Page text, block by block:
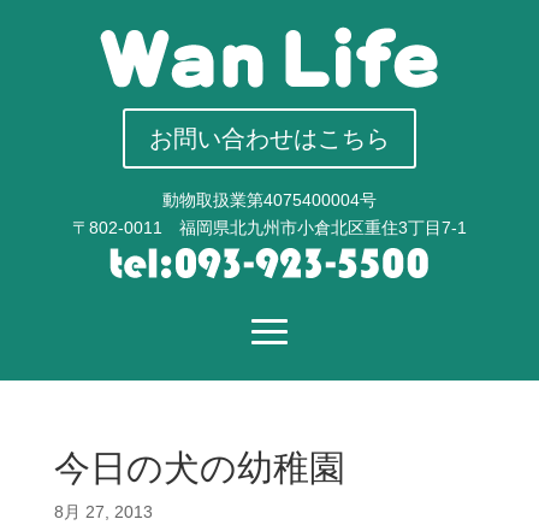
お問い合わせはこちら
動物取扱業第4075400004号
〒802-0011 福岡県北九州市小倉北区重住3丁目7-1
今日の犬の幼稚園
8月 27, 2013